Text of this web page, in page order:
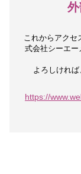
これからアクセ
式会社シーエ
よろしければ
https://